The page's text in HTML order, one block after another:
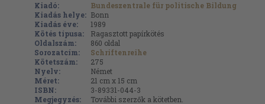
Kiadó:
Bundeszentrale für politische Bildung
Kiadás helye: Bonn
Kiadás éve:
1989
Kötés típusa:
Ragasztott papírkötés
Oldalszám:
860 oldal
Sorozatcím:
Schriftenreihe
Kötetszám:
275
Nyelv:
Német
Méret:
21 cm x 15 cm
ISBN:
3-89331-044-3
Megjegyzés:
További szerzők a kötetben.